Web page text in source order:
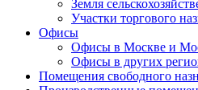
Земля
Участки торгового
Офисы
Офисы в Москве и
Офисы в других
Помещения свободного